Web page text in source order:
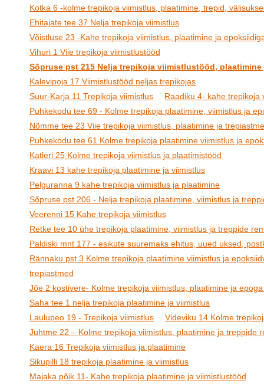
Kotka 6 -kolme trepikoja viimistlus, plaatimine, trepid,
Ehitajate tee 37 Nelja trepikoja viimistlus
Võistluse 23 -Kahe trepikoja viimistlus, plaatimine ja
Vihuri 1 Viie trepikoja viimistlustööd
Sõpruse pst 215 Nelja trepikoja viimistlustööd, plaatimine
Kalevipoja 17 Viimistlustööd neljas trepikojas
Suur-Karja 11 Trepikoja viimistlus
Raadiku 4- kahe trepikoja
Puhkekodu tee 69 - Kolme trepikoja plaatimine, viimistlus ja
Nõmme tee 23 Viie trepikoja viimistlus, plaatimine ja
Puhkekodu tee 61 Kolme trepikoja plaatimine viimistlus ja
Katleri 25 Kolme trepikoja viimistlus ja plaatimistööd
Kraavi 13 kahe trepikoja plaatimine ja viimistlus
Pelguranna 9 kahe trepikoja viimistlus ja plaatimine
Sõpruse pst 206 - Nelja trepikoja plaatimine, viimistlus ja
Veerenni 15 Kahe trepikoja viimistlus
Retke tee 10 ühe trepikoja plaatimine, viimistlus ja treppide
Paldiski mnt 177 - esikute suuremaks ehitus, uued uksed,
Rännaku pst 3 Kolme trepikoja plaatimine viimistlus ja
trepiastmed
Jõe 2 kostivere- Kolme trepikoja viimistlus, plaatimine ja
Saha tee 1 nelja trepikoja plaatimine ja viimistlus
Laulupeo 19 - Trepikoja viimistlus
Videviku 14 Kolme
Juhtme 22 – Kolme trepikoja viimistlus, plaatimine ja treppide
Kaera 16 Trepikoja viimistlus ja plaatimine
Sikupilli 18 trepikoja plaatimine ja viimistlus
Majaka põik 11- Kahe trepikoja plaatimine ja viimistlustööd